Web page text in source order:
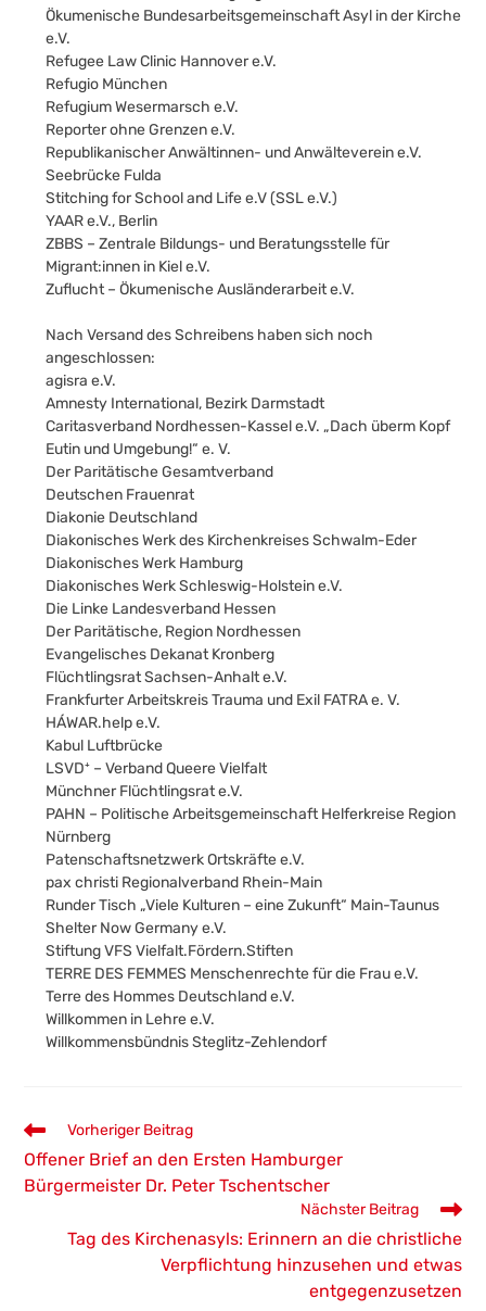
Ökumenische Bundesarbeitsgemeinschaft Asyl in der Kirche
e.V.
Refugee Law Clinic Hannover e.V.
Refugio München
Refugium Wesermarsch e.V.
Reporter ohne Grenzen e.V.
Republikanischer Anwältinnen- und Anwälteverein e.V.
Seebrücke Fulda
Stitching for School and Life e.V (SSL e.V.)
YAAR e.V., Berlin
ZBBS – Zentrale Bildungs- und Beratungsstelle für
Migrant:innen in Kiel e.V.
Zuflucht – Ökumenische Ausländerarbeit e.V.
Nach Versand des Schreibens haben sich noch
angeschlossen:
agisra e.V.
Amnesty International, Bezirk Darmstadt
Caritasverband Nordhessen-Kassel e.V. „Dach überm Kopf
Eutin und Umgebung!“ e. V.
Der Paritätische Gesamtverband
Deutschen Frauenrat
Diakonie Deutschland
Diakonisches Werk des Kirchenkreises Schwalm-Eder
Diakonisches Werk Hamburg
Diakonisches Werk Schleswig-Holstein e.V.
Die Linke Landesverband Hessen
Der Paritätische, Region Nordhessen
Evangelisches Dekanat Kronberg
Flüchtlingsrat Sachsen-Anhalt e.V.
Frankfurter Arbeitskreis Trauma und Exil FATRA e. V.
HÁWAR.help e.V.
Kabul Luftbrücke
LSVD⁺ – Verband Queere Vielfalt
Münchner Flüchtlingsrat e.V.
PAHN – Politische Arbeitsgemeinschaft Helferkreise Region
Nürnberg
Patenschaftsnetzwerk Ortskräfte e.V.
pax christi Regionalverband Rhein-Main
Runder Tisch „Viele Kulturen – eine Zukunft“ Main-Taunus
Shelter Now Germany e.V.
Stiftung VFS Vielfalt.Fördern.Stiften
TERRE DES FEMMES Menschenrechte für die Frau e.V.
Terre des Hommes Deutschland e.V.
Willkommen in Lehre e.V.
Willkommensbündnis Steglitz-Zehlendorf
Weitere
Artikel
ansehen
Vorheriger Beitrag
Offener Brief an den Ersten Hamburger
Bürgermeister Dr. Peter Tschentscher
Nächster Beitrag
Tag des Kirchenasyls: Erinnern an die christliche
Verpflichtung hinzusehen und etwas
entgegenzusetzen